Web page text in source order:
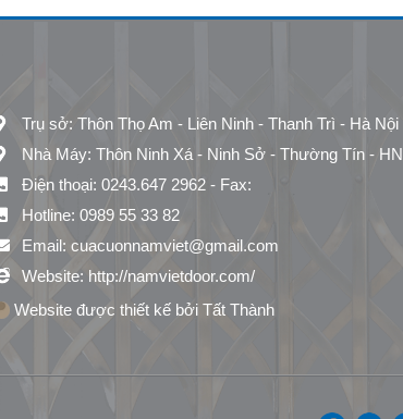
Trụ sở: Thôn Thọ Am - Liên Ninh - Thanh Trì - Hà Nội
Nhà Máy: Thôn Ninh Xá - Ninh Sở - Thường Tín - HN
Điện thoại: 0243.647 2962 - Fax:
Hotline: 0989 55 33 82
Email: cuacuonnamviet@gmail.com
Website: http://namvietdoor.com/
Website được thiết kế bởi Tất Thành